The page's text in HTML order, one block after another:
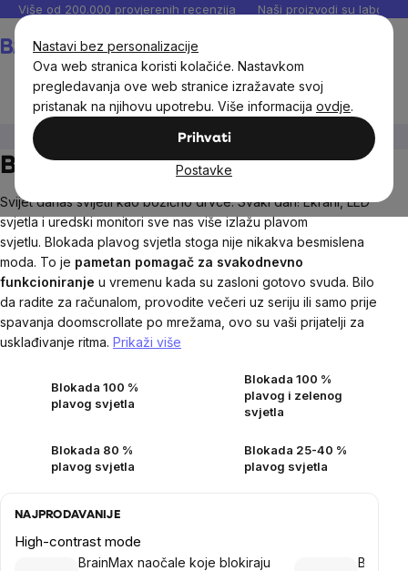
Nastavi bez personalizacije
Ova web stranica koristi kolačiće. Nastavkom
pregledavanja ove web stranice izražavate svoj
pristanak na njihovu upotrebu. Više informacija ovdje.
Prihvati
Postavke
Preskoči
sadržaj
Više od 200.000 provjerenih recenzija Naši proizvodi su
Blokada plavog svjetla
Blokada plavog svjetla
Svijet danas svijetli kao božićno drvce. Svaki dan! Ekrani, LED
svjetla i uredski monitori sve nas više izlažu plavom
svjetlu. Blokada plavog svjetla stoga nije nikakva besmislena
moda. To je pametan pomagač za svakodnevno
funkcioniranje u vremenu kada su zasloni gotovo svuda. Bilo
da radite za računalom, provodite večeri uz seriju ili samo prije
spavanja doomscrollate po mrežama, ovo su vaši prijatelji za
usklađivanje ritma. Prikaži više
Blokada 100 %
plavog svjetla
Blokada 100 %
plavog i zelenog
svjetla
Blokada 80 %
plavog svjetla
Blokada 25-40 %
plavog svjetla
NAJPRODAVANIJE
High-contrast mode
BrainMax naočale koje blokiraju